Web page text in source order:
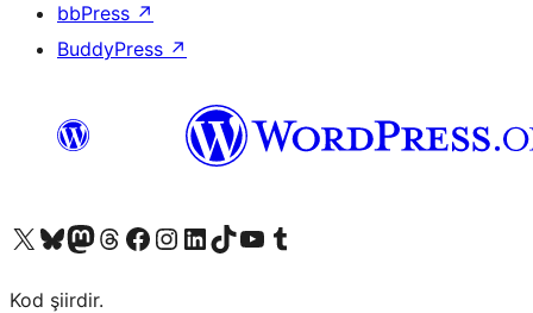
bbPress ↗
BuddyPress ↗
X (eski Twitter) hesabımıza bakın
Bluesky hesabımızı ziyaret edinMastodon hesabımızı ziyaret edinThreads hesabımızı ziyaret edinFacebook sayfamızı ziyaret edinInstagram hesabımızı ziyaret edinLinkedIn hesabımızı ziyaret edinTikTok hesabımızı ziyaret edinYouTube kanalımızı ziyaret edinTumblr hesabımızı ziyaret edin
Kod şiirdir.